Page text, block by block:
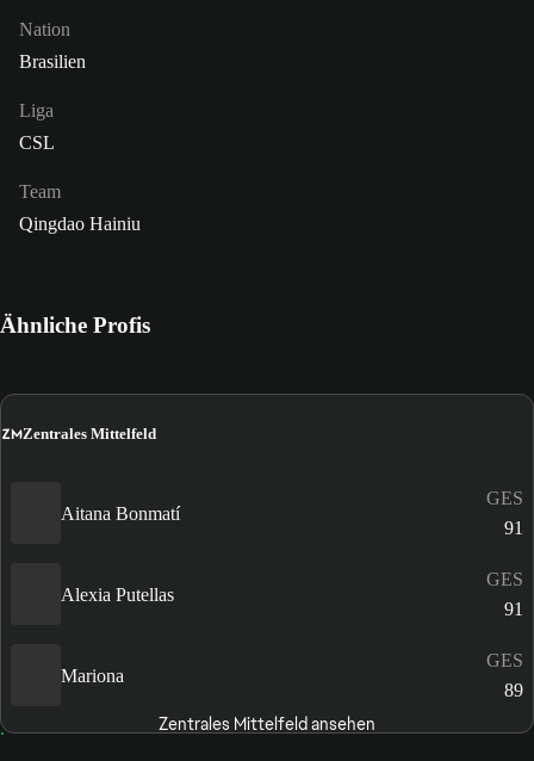
Nation
Brasilien
Liga
CSL
Team
Qingdao Hainiu
Ähnliche Profis
ZMZentrales Mittelfeld
Aitana Bonmatí
GES
91
Alexia Putellas
GES
91
Mariona
GES
89
Zentrales Mittelfeld ansehen